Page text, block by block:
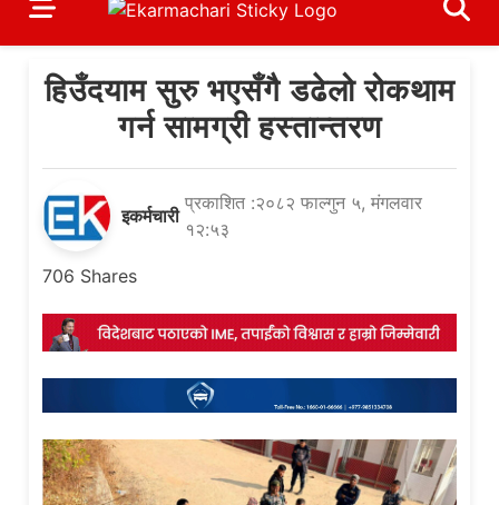
हिउँदयाम सुरु भएसँगै डढेलो रोकथाम
गर्न सामग्री हस्तान्तरण
इकर्मचारी
प्रकाशित :२०८२ फाल्गुन ५, मंगलवार
१२:५३
706 Shares